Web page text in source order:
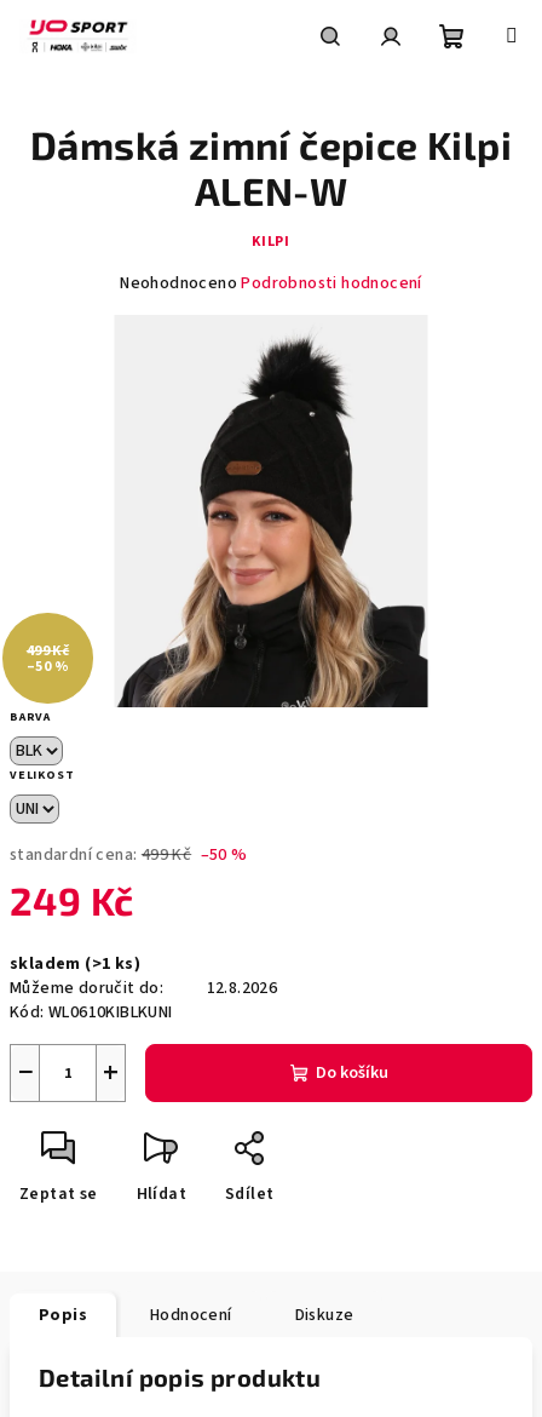
obsah
košík
BARVA
VELIKOST
standardní cena: 499 Kč –50 %
249 Kč
cena:
skladem (>1 ks)
Můžeme doručit do:
12.8.2026
Kód: WL0610KIBLKUNI
+
− Do košíku
Zeptat se Hlídat Sdílet
Dámská zimní čepice Kilpi
ALEN-W
KILPI
Průměrné
Neohodnoceno Podrobnosti hodnocení
499 Kč
–50 %
Popis Hodnocení Diskuze
Detailní popis produktu